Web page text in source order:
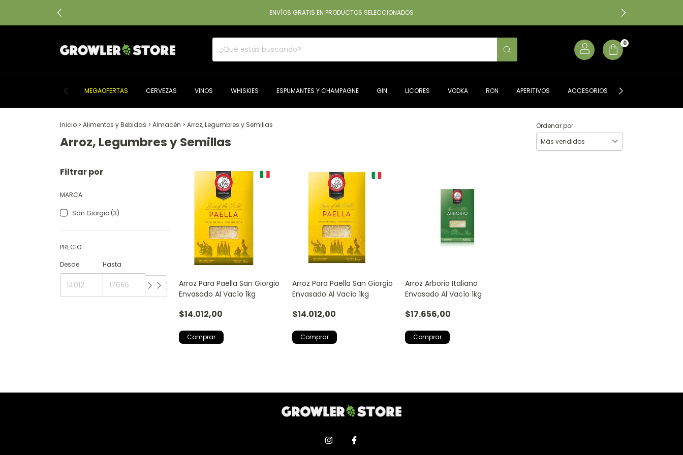
ENVÍOS GRATIS EN PRODUCTOS SELECCIONADOS
0
MEGAOFERTAS CERVEZAS VINOS WHISKIES ESPUMANTES Y CHAMPAGNE GIN LICORES VODKA RON APERITIVOS ACCESORIOS
Inicio > Alimentos y Bebidas > Almacén > Arroz, Legumbres y Semillas
Arroz, Legumbres y Semillas
Ordenar por
Filtrar por
MARCA
San Giorgio (3)
PRECIO
Desde
Hasta
Arroz Para Paella San Giorgio
Envasado Al Vacío 1kg
$14.012,00
Arroz Para Paella San Giorgio
Envasado Al Vacío 1kg
$14.012,00
Arroz Arborio Italiano
Envasado Al Vacío 1kg
$17.656,00